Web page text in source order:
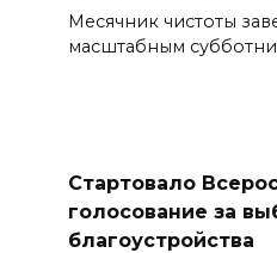
Месячник чистоты
масштабным
Стартовало
голосование за
благоустройства